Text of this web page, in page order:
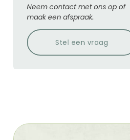
Neem contact met ons op of
maak een afspraak.
Stel een vraag